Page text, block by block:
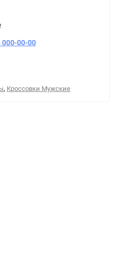
000-00-00
, Кроссовки Мужские